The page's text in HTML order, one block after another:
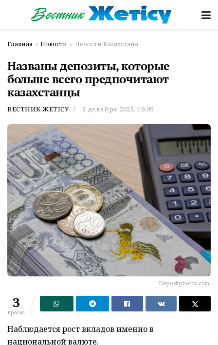
Главная Новости Новости Казахстана
Названы депозиты, которые
больше всего предпочитают
казахстанцы
ВЕСТНИК ЖЕТІСУ 3 декабря 2023, 16:09
Depositphotos.com.
3
просм.
Наблюдается рост вкладов именно в
национальной валюте.